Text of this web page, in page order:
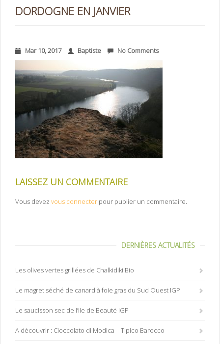
DORDOGNE EN JANVIER
Mar 10, 2017 Baptiste No Comments
LAISSEZ UN COMMENTAIRE
Vous devez vous connecter pour publier un commentaire.
DERNIÈRES ACTUALITÉS
Les olives vertes grillées de Chalkidiki Bio
Le magret séché de canard à foie gras du Sud Ouest IGP
Le saucisson sec de l’Ile de Beauté IGP
A découvrir : Cioccolato di Modica – Tipico Barocco